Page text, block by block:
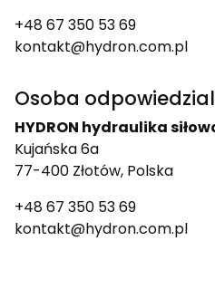
+48 67 350 53 69
kontakt@hydron.com.pl
Osoba
HYDRON hydraulika
Kujańska 6a
77-400 Złotów, Polska
+48 67 350 53 69
kontakt@hydron.com.pl